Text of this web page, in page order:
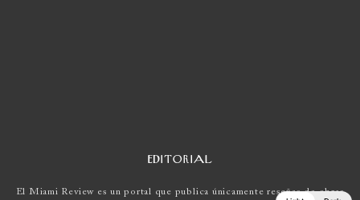
EDITORIAL
El Miami Review es un portal que publica únicamente reseñas de obras